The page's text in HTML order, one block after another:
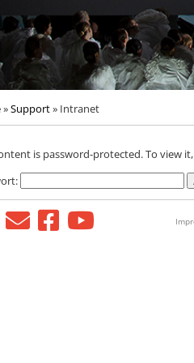
»Support» Intranet
is password-protected. To view